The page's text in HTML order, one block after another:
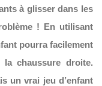
à glisser dans les
! En utilisant
pourra facilement
chaussure droite.
un vrai jeu d’enfant